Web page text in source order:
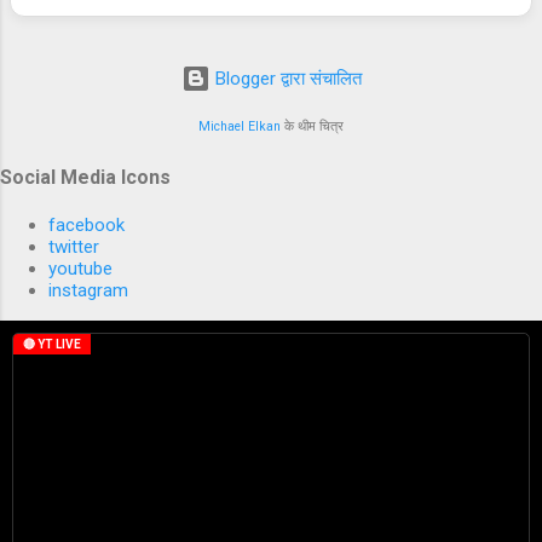
Blogger द्वारा संचालित
Michael Elkan के थीम चित्र
Social Media Icons
facebook
twitter
youtube
instagram
🔴 YT LIVE